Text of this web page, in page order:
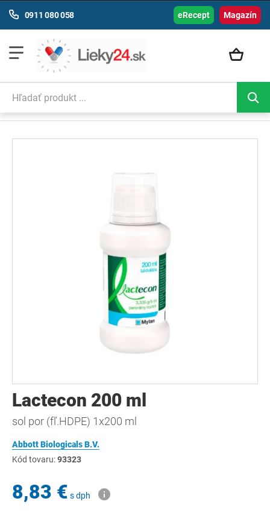
Magazín
0911 080 058 eRecept
Lactecon 200 ml
sol por (fľ.HDPE) 1x200 ml
Abbott Biologicals B.V.
Kód tovaru:93323
8,83 € s dph